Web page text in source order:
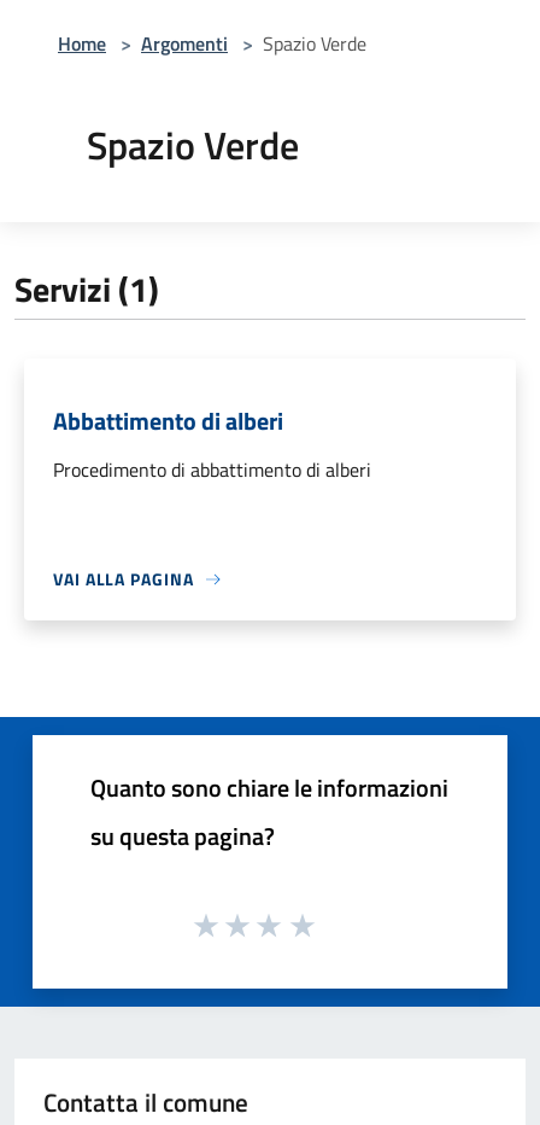
Home > Argomenti > Spazio Verde
Spazio Verde
Servizi (1)
Abbattimento di alberi
Procedimento di abbattimento di alberi
VAI ALLA PAGINA
Quanto sono chiare le informazioni
su questa pagina?
Contatta il comune